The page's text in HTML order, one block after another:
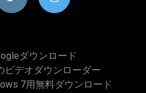
ダウンロード
ビデオダウンローダー
7用無料ダウンロード